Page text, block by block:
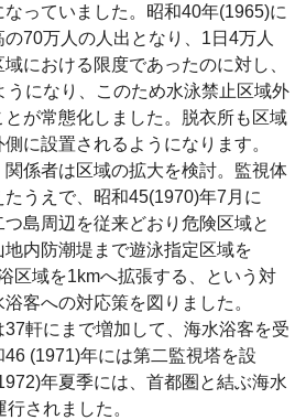
っていました。昭和40年(1965)に
70万人の人出となり、1日4万人
における限度であったのに対し、
うになり、このため水泳禁止区域外
が常態化しました。脱衣所も区域
に設置されるようになります。
係者は区域の拡大を検討。監視体
うえで、昭和45(1970)年7月に
島周辺を従来どおり危険区域と
地内防潮堤まで遊泳指定区域を
区域を1kmへ拡張する、という対
客への対応策を図りました。
軒にまで増加して、海水浴客を受
(1971)年には第二監視塔を設
年夏季には、首都圏と結ぶ海水
されました。